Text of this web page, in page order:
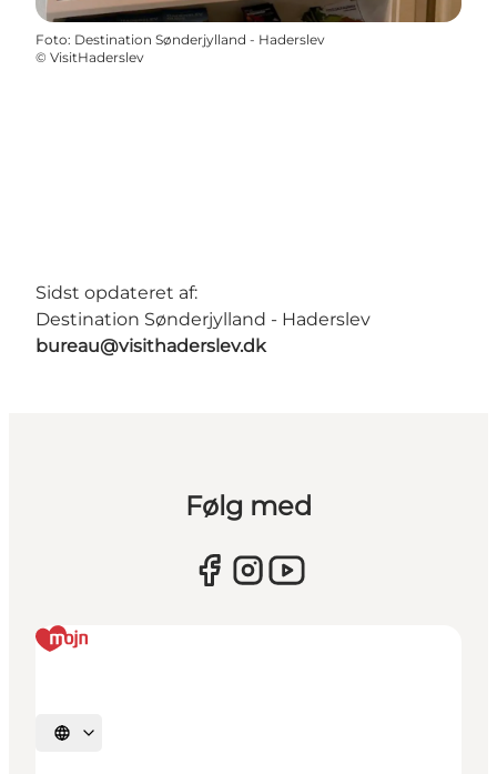
Foto: Destination Sønderjylland - Haderslev
© VisitHaderslev
Sidst opdateret af:
Destination Sønderjylland - Haderslev
bureau@visithaderslev.dk
Følg med
Vælg sprog